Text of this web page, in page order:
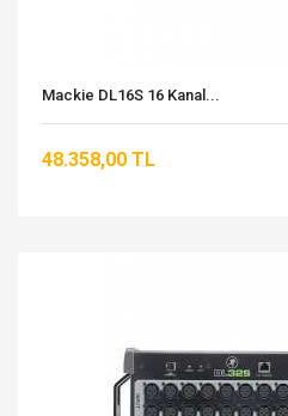
Mackie DL16S 16 Kanal...
48.358,00 TL